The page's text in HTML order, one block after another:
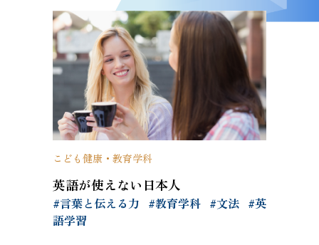
こども健康・教育学科
英語が使えない日本人
#言葉と伝える力 #教育学科 #文法 #英
語学習